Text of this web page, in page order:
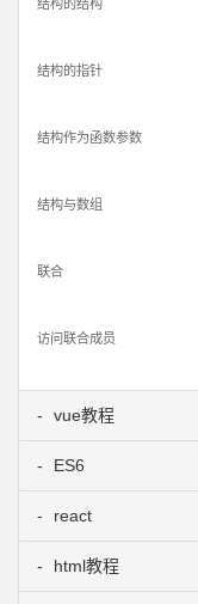
结构的结构
结构的指针
结构作为函数参数
结构与数组
联合
访问联合成员
vue教程
ES6
react
html教程